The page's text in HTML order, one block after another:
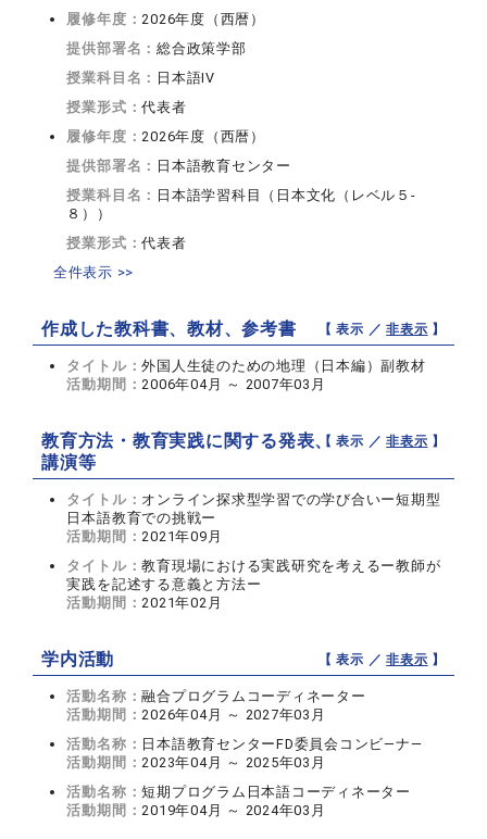
履修年度：2026年度（西暦）
提供部署名：総合政策学部
授業科目名： 日本語IV
授業形式：代表者
履修年度：2026年度（西暦）
提供部署名： 日本語教育センター
授業科目名： 日本語学習科目（日本文化（レベル５-
８））
授業形式：代表者
全件表示 >>
作成した教科書、教材、参考書 【 表示 ／非表示 】
タイトル：外国人生徒のための地理（日本編）副教材
活動期間：2006年04月 ～ 2007年03月
教育方法・教育実践に関する発表、
講演等
【 表示 ／非表示 】
タイトル： オンライン探求型学習での学び合いー短期型
日本語教育での挑戦ー
活動期間：2021年09月
タイトル：教育現場における実践研究を考えるー教師が
実践を記述する意義と方法ー
活動期間：2021年02月
学内活動 【 表示 ／非表示 】
活動名称：融合プログラムコーディネーター
活動期間：2026年04月 ～ 2027年03月
活動名称： 日本語教育センターFD委員会コンビ―ナ―
活動期間：2023年04月 ～ 2025年03月
活動名称：短期プログラム日本語コーディネーター
活動期間：2019年04月 ～ 2024年03月